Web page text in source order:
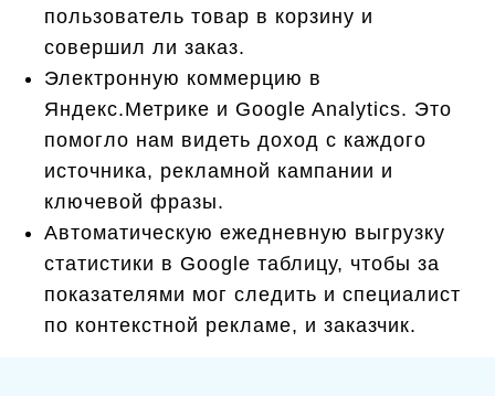
пользователь товар в корзину и
совершил ли заказ.
Электронную коммерцию в
Яндекс.Метрике и Google Analytics. Это
помогло нам видеть доход с каждого
источника, рекламной кампании и
ключевой фразы.
Автоматическую ежедневную выгрузку
статистики в Google таблицу, чтобы за
показателями мог следить и специалист
по контекстной рекламе, и заказчик.